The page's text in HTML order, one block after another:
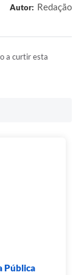
Autor: Redação
a curtir esta
Pública